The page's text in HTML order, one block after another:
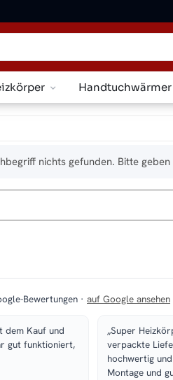
Handtuchwärmer
nichts gefunden. Bitte
Bewertungen · auf Google ansehen
dem Kauf und
gut funktioniert,
„Super
verpackte
hochwertig
Montage und